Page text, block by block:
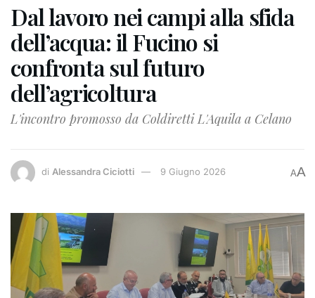
Dal lavoro nei campi alla sfida
dell’acqua: il Fucino si
confronta sul futuro
dell’agricoltura
L'incontro promosso da Coldiretti L'Aquila a Celano
di Alessandra Ciciotti 9 Giugno 2026 AA